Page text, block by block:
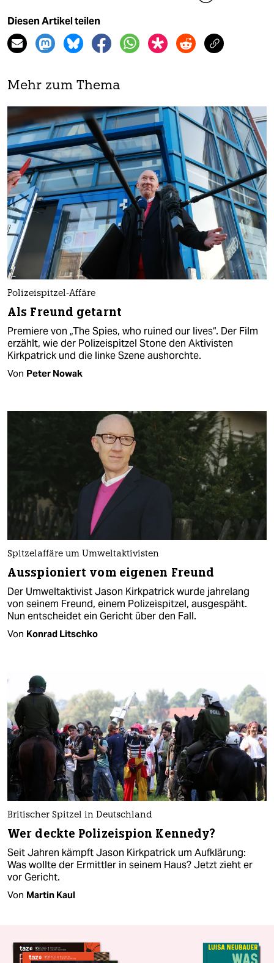
Diesen Artikel teilen
Mehr zum Thema
Polizeispitzel-Affäre
Als Freund getarnt
Premiere von „The Spies, who ruined our lives“. Der Film
erzählt, wie der Polizeispitzel Stone den Aktivisten
Kirkpatrick und die linke Szene aushorchte.
Von Peter Nowak
Spitzelaffäre um Umweltaktivisten
Ausspioniert vom eigenen Freund
Der Umweltaktivist Jason Kirkpatrick wurde jahrelang
von seinem Freund, einem Polizeispitzel, ausgespäht.
Nun entscheidet ein Gericht über den Fall.
Von Konrad Litschko
Britischer Spitzel in Deutschland
Wer deckte Polizeispion Kennedy?
Seit Jahren kämpft Jason Kirkpatrick um Aufklärung:
Was wollte der Ermittler in seinem Haus? Jetzt zieht er
vor Gericht.
Von Martin Kaul